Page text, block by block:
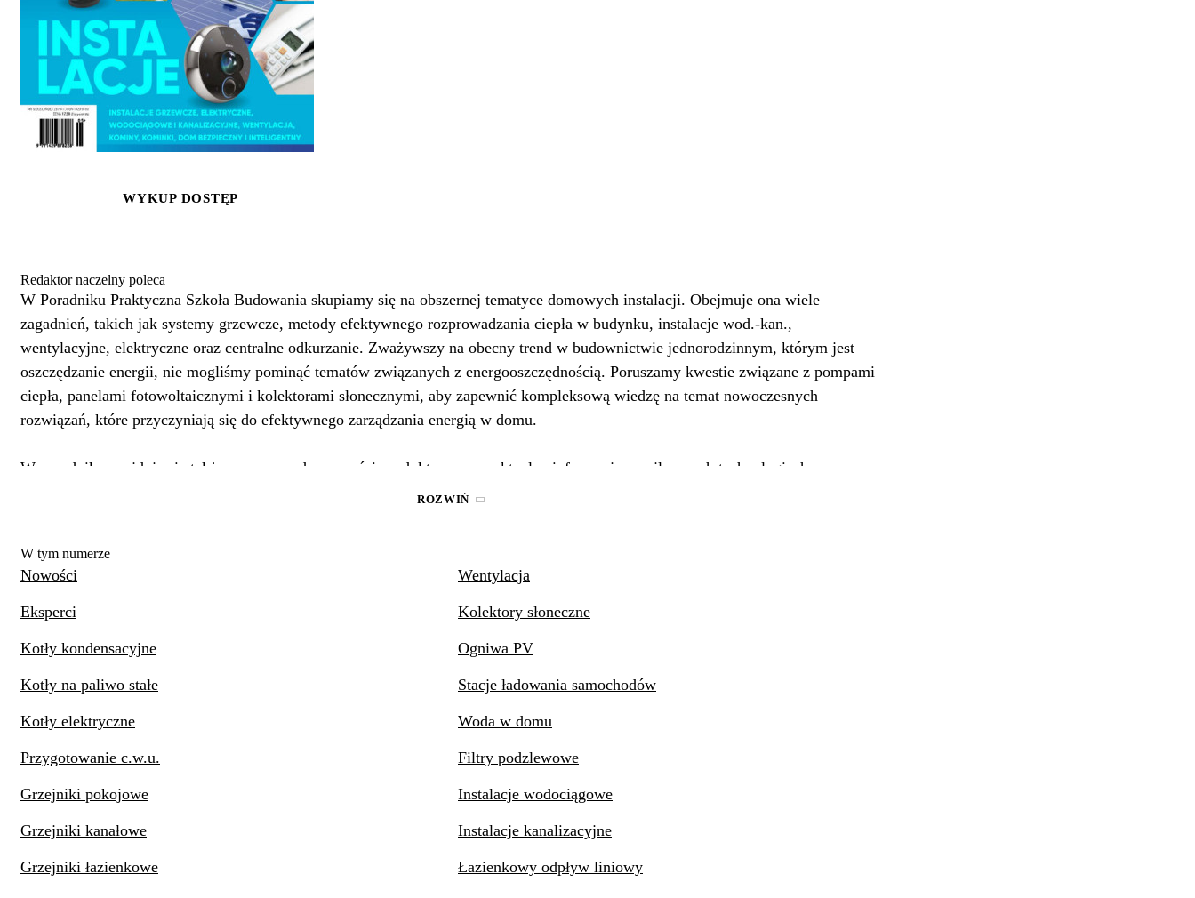
WYKUP DOSTĘP
Redaktor naczelny poleca
W Poradniku Praktyczna Szkoła Budowania skupiamy się na obszernej tematyce domowych instalacji. Obejmuje ona wiele
zagadnień, takich jak systemy grzewcze, metody efektywnego rozprowadzania ciepła w budynku, instalacje wod.-kan.,
wentylacyjne, elektryczne oraz centralne odkurzanie. Zważywszy na obecny trend w budownictwie jednorodzinnym, którym jest
oszczędzanie energii, nie mogliśmy pominąć tematów związanych z energooszczędnością. Poruszamy kwestie związane z pompami
ciepła, panelami fotowoltaicznymi i kolektorami słonecznymi, aby zapewnić kompleksową wiedzę na temat nowoczesnych
rozwiązań, które przyczyniają się do efektywnego zarządzania energią w domu.
W poradniku znajdują się także cenne porady, nowości produktowe oraz aktualne informacje o najlepszych technologiach
stosowanych przy wykonywaniu i modernizacji instalacji w domach jednorodzinnych.
Norbert Skupiński
Redaktor merytoryczny
ROZWIŃ
W tym numerze
Nowości
Eksperci
Kotły kondensacyjne
Kotły na paliwo stałe
Kotły elektryczne
Przygotowanie c.w.u.
Grzejniki pokojowe
Grzejniki kanałowe
Grzejniki łazienkowe
Wentylacja
Kolektory słoneczne
Ogniwa PV
Stacje ładowania samochodów
Woda w domu
Filtry podzlewowe
Instalacje wodociągowe
Instalacje kanalizacyjne
Łazienkowy odpływ liniowy